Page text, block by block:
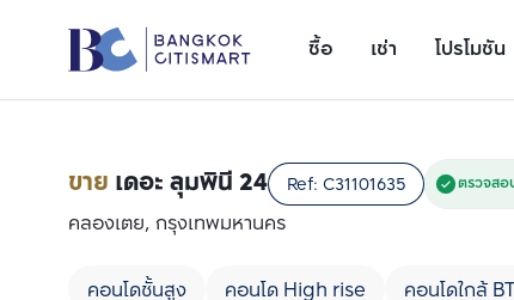
ซื้อ เช่า โปรโมชัน
ขาย เดอะ ลุมพินี 24 Ref: C31101635 ตรวจสอ
คลองเตย, กรุงเทพมหานคร
คอนโดชั้นสูง คอนโด High rise คอนโดใกล้